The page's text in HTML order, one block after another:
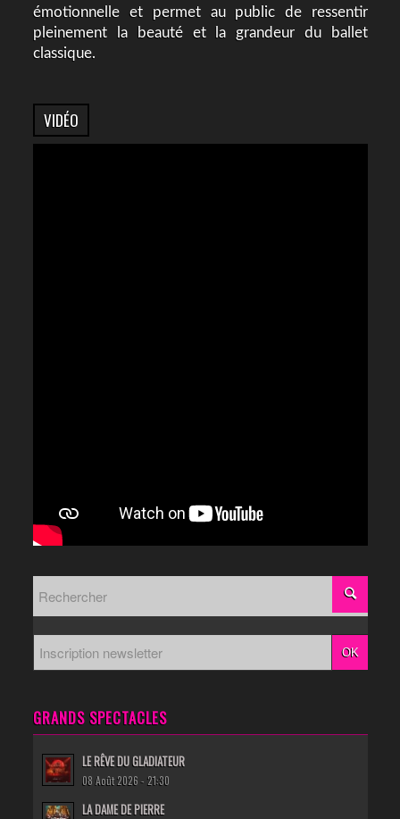
émotionnelle et permet au public de ressentir
pleinement la beauté et la grandeur du ballet
classique.
GRANDS SPECTACLES
LE RÊVE DU GLADIATEUR
08 Août 2026 - 21:30
LA DAME DE PIERRE